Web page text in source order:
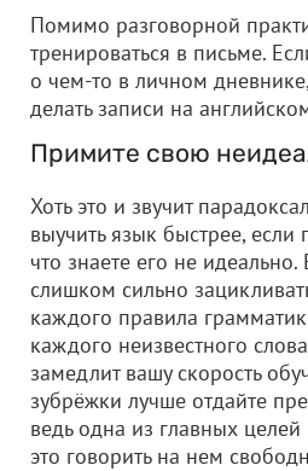
Помимо разговорной
тренироваться в письме.
о чем-то в личном
делать записи на
Примите свою
Хоть это и звучит
выучить язык быстрее, если
что знаете его не
слишком сильно
каждого правила
каждого неизвестного
замедлит вашу скорость
зубрёжки лучше отдайте
ведь одна из главных
это говорить на нем